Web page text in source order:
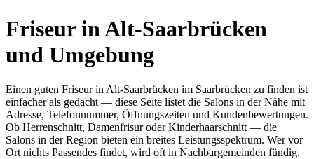
Friseur in Alt-Saarbrücken
und Umgebung
Einen guten Friseur in Alt-Saarbrücken im Saarbrücken zu finden ist
einfacher als gedacht — diese Seite listet die Salons in der Nähe mit
Adresse, Telefonnummer, Öffnungszeiten und Kundenbewertungen.
Ob Herrenschnitt, Damenfrisur oder Kinderhaarschnitt — die
Salons in der Region bieten ein breites Leistungsspektrum. Wer vor
Ort nichts Passendes findet, wird oft in Nachbargemeinden fündig.